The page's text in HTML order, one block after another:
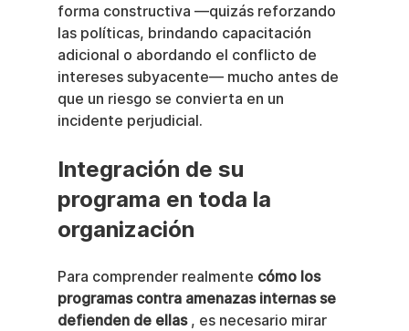
forma constructiva —quizás reforzando
las políticas, brindando capacitación
adicional o abordando el conflicto de
intereses subyacente— mucho antes de
que un riesgo se convierta en un
incidente perjudicial.
Integración de su
programa en toda la
organización
Para comprender realmente cómo los
programas contra amenazas internas se
defienden de ellas , es necesario mirar